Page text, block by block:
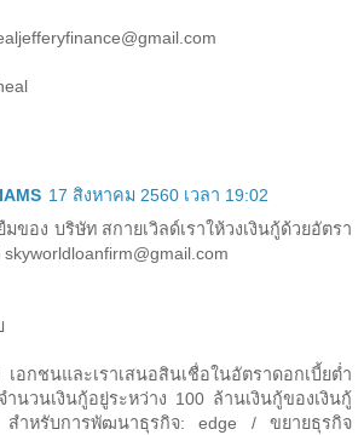
17 สิงหาคม 2560 เวลา 19:02
มของ บริษัท สกายเวิลด์เราให้วงเงินกู้ด้วยอัตรา
อกชนและเราเสนอสินเชื่อในอัตราดอกเบี้ยต่ำ
นวนเงินกู้อยู่ระหว่าง 100 ล้านเงินกู้ของเงินกู้
ำหรับการพัฒนาธุรกิจ: edge / ขยายธุรกิจ